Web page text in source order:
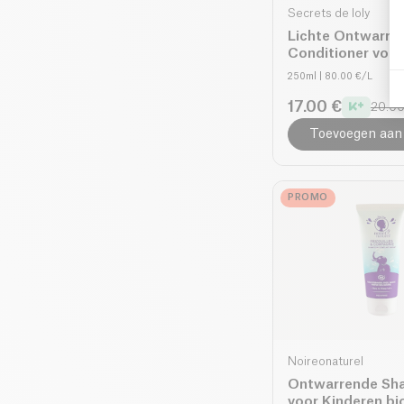
Secrets de loly
Lichte
Conditioner voor
250ml | 80.00 €/L
17.00 €
Toevoegen
PROMO
Noireonaturel
Ontwarrende
voor Kinderen